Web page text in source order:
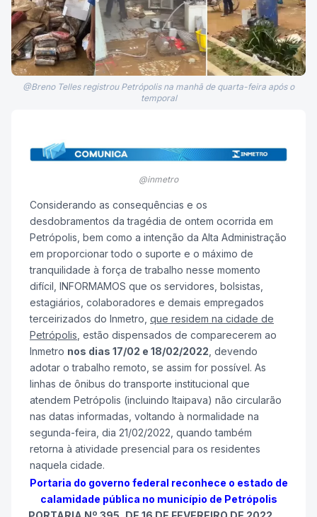
@Breno Telles registrou Petrópolis na manhã de quarta-feira após o
temporal
@inmetro
Considerando as consequências e os
desdobramentos da tragédia de ontem ocorrida em
Petrópolis, bem como a intenção da Alta Administração
em proporcionar todo o suporte e o máximo de
tranquilidade à força de trabalho nesse momento
difícil, INFORMAMOS que os servidores, bolsistas,
estagiários, colaboradores e demais empregados
terceirizados do Inmetro, que residem na cidade de
Petrópolis , estão dispensados de comparecerem ao
Inmetro nos dias 17/02 e 18/02/2022 , devendo
adotar o trabalho remoto, se assim for possível. As
linhas de ônibus do transporte institucional que
atendem Petrópolis (incluindo Itaipava) não circularão
nas datas informadas, voltando à normalidade na
segunda-feira, dia 21/02/2022, quando também
retorna à atividade presencial para os residentes
naquela cidade.
Portaria do governo federal reconhece o estado de
calamidade pública no município de Petrópolis